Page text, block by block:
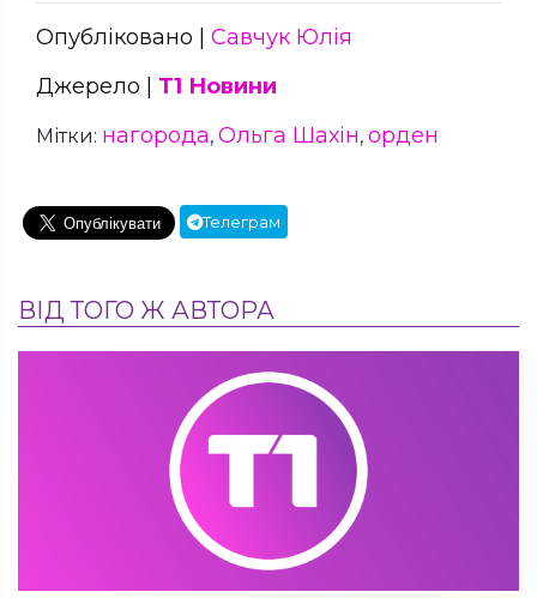
Опубліковано | Савчук Юлія
Джерело | Т1 Новини
Мітки: нагорода, Ольга Шахін, орден
Телеграм
ВІД ТОГО Ж АВТОРА